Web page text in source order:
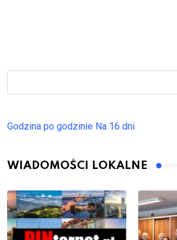
Godzina po godzinie Na 16 dni
WIADOMOŚCI LOKALNE